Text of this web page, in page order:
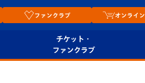
ファンクラブ オンライン
チケット・
ファンクラブ